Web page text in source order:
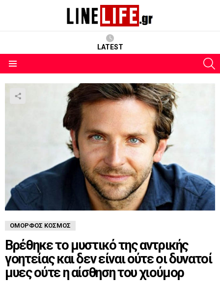
LATEST
ΌΜΟΡΦΟΣ ΚΌΣΜΟΣ
Βρέθηκε το μυστικό της αντρικής
γοητείας και δεν είναι ούτε οι δυνατοί
μυες ούτε η αίσθηση του χιούμορ